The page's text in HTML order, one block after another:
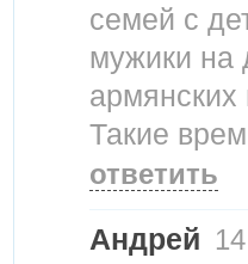
семей с
мужики на
армянских
Такие
ответить
Андрей